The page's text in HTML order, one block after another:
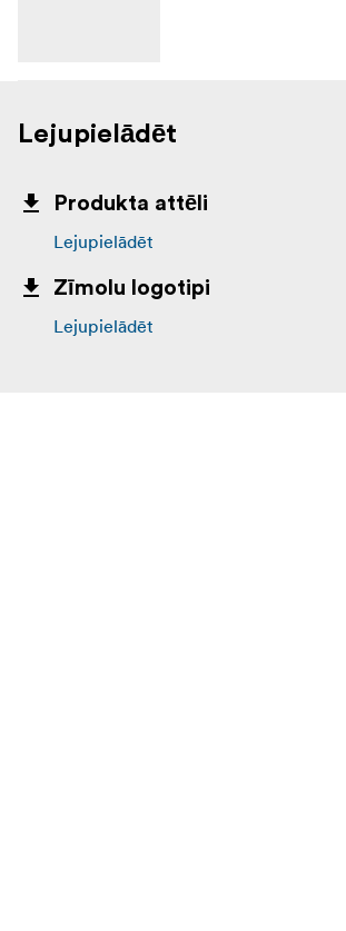
Lejupielādēt
Produkta attēli
Lejupielādēt
Zīmolu logotipi
Lejupielādēt